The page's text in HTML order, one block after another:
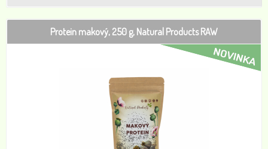
Protein makový, 250 g, Natural Products RAW